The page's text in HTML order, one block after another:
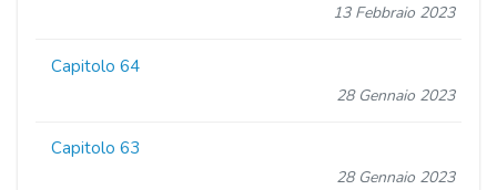
13 Febbraio 2023
Capitolo 64
28 Gennaio 2023
Capitolo 63
28 Gennaio 2023